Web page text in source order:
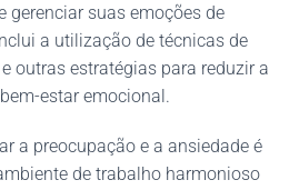
gerenciar suas emoções de
a utilização de técnicas de
outras estratégias para reduzir a
estar emocional.
a preocupação e a ansiedade é
de trabalho harmonioso